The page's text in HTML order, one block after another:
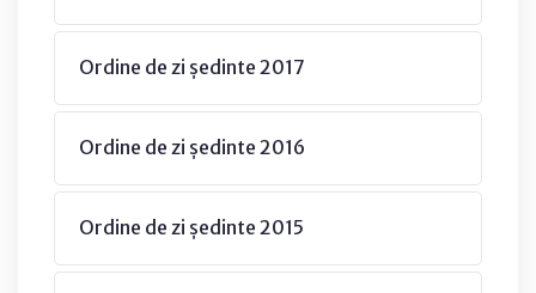
Ordine de zi ședinte 2017
Ordine de zi ședinte 2016
Ordine de zi ședinte 2015